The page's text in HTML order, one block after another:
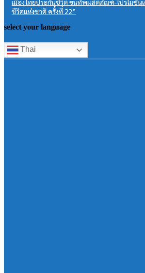
เมืองไทยประกันชีวิต ขนทัพผลิตภัณฑ์-โปรโมชัน
ชีวิตแห่งชาติ ครั้งที่ 22”
select your language
Thai